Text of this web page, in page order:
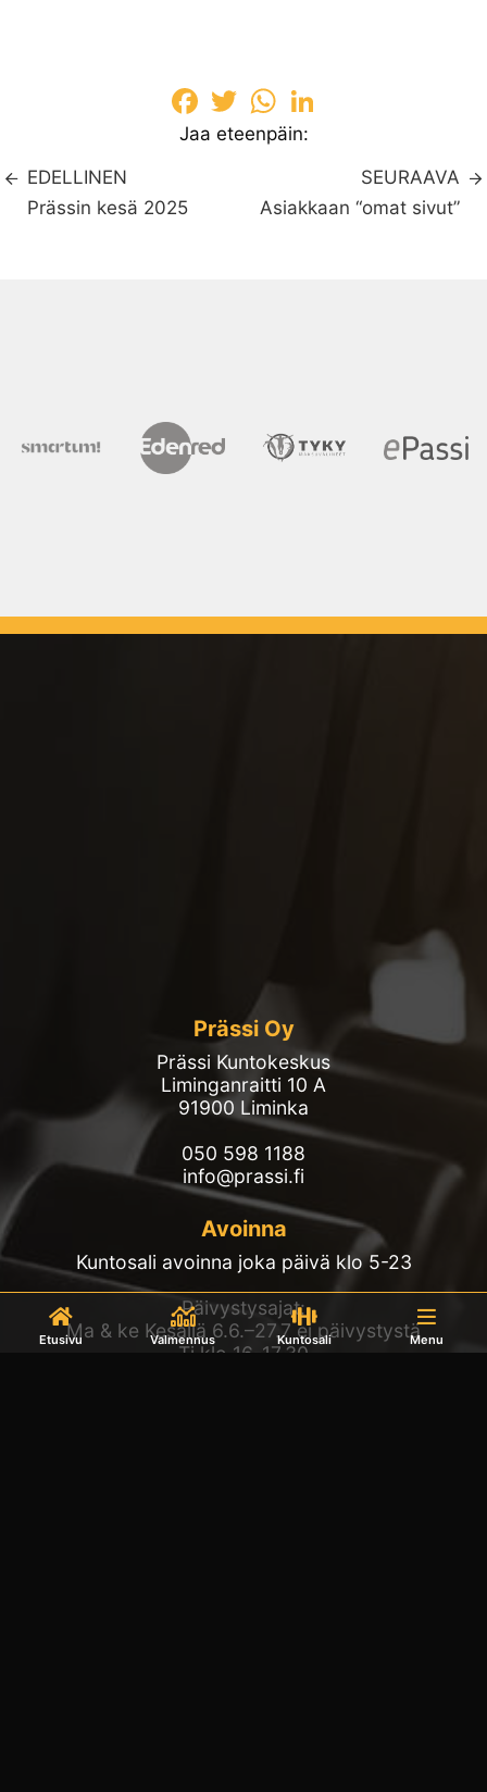
Etusivu Valmennus Kuntosali Menu
FacebookTwitterWhatsApp
Jaa eteenpäin:
EDELLINEN
Prässin kesä 2025
SEURAAVA
Asiakkaan “omat sivut”
Prässi Oy
Prässi Kuntokeskus
Liminganraitti 10 A
91900 Liminka
050 598 1188
info@prassi.fi
Avoinna
Kuntosali avoinna joka päivä klo 5-23
Päivystysajat:
Ma & ke Kesällä 6.6.–27.7 ei päivystystä
Ti klo 16-17.30